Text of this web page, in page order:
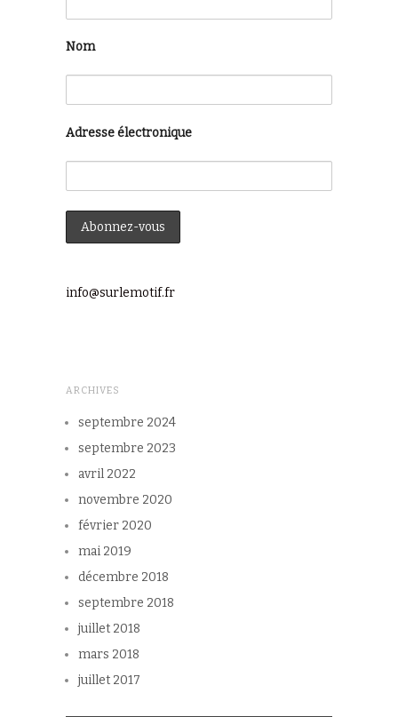
Nom
Adresse électronique
info@surlemotif.fr
ARCHIVES
septembre 2024
septembre 2023
avril 2022
novembre 2020
février 2020
mai 2019
décembre 2018
septembre 2018
juillet 2018
mars 2018
juillet 2017